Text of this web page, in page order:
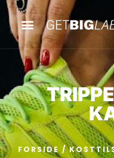
FORSIDE /